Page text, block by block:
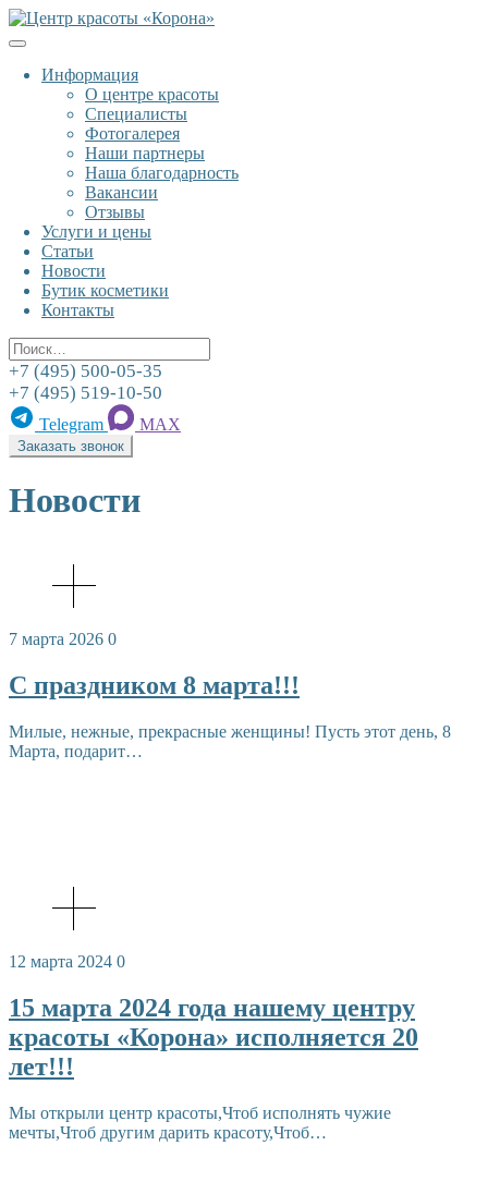
К
содержанию
Информация
О центре красоты
Специалисты
Фотогалерея
Наши партнеры
Наша благодарность
Вакансии
Отзывы
Услуги и цены
Статьи
Новости
Бутик косметики
Контакты
Поиск
+7 (495) 500-05-35
+7 (495) 519-10-50
Telegram MAX
Заказать звонок
Новости
7 марта 2026 0
С праздником 8 марта!!!
Милые, нежные, прекрасные женщины! Пусть этот день, 8
Марта, подарит…
12 марта 2024 0
15 марта 2024 года нашему центру
красоты «Корона» исполняется 20
лет!!!
Мы открыли центр красоты,Чтоб исполнять чужие
мечты,Чтоб другим дарить красоту,Чтоб…